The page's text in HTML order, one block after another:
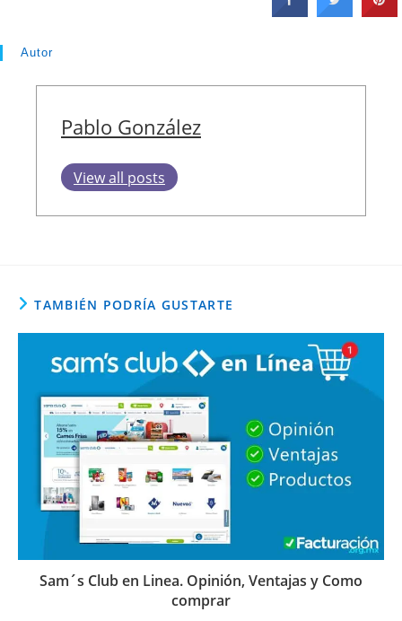
Autor
Pablo González
View all posts
TAMBIÉN PODRÍA GUSTARTE
Sam´s Club en Linea. Opinión, Ventajas y Como
comprar